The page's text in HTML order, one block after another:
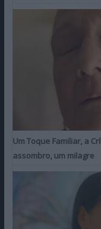
Um Toque Familiar, a
assombro, um milagre